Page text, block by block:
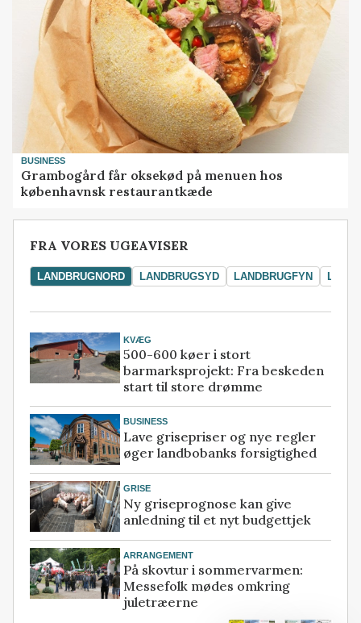
BUSINESS
Grambogård får oksekød på menuen hos
københavnsk restaurantkæde
FRA VORES UGEAVISER
LANDBRUGNORD LANDBRUGSYD LANDBRUGFYN
KVÆG
500-600 køer i stort
barmarksprojekt: Fra beskeden
start til store drømme
BUSINESS
Lave grisepriser og nye regler
øger landbobanks forsigtighed
GRISE
Ny griseprognose kan give
anledning til et nyt budgettjek
ARRANGEMENT
På skovtur i sommervarmen:
Messefolk mødes omkring
juletræerne